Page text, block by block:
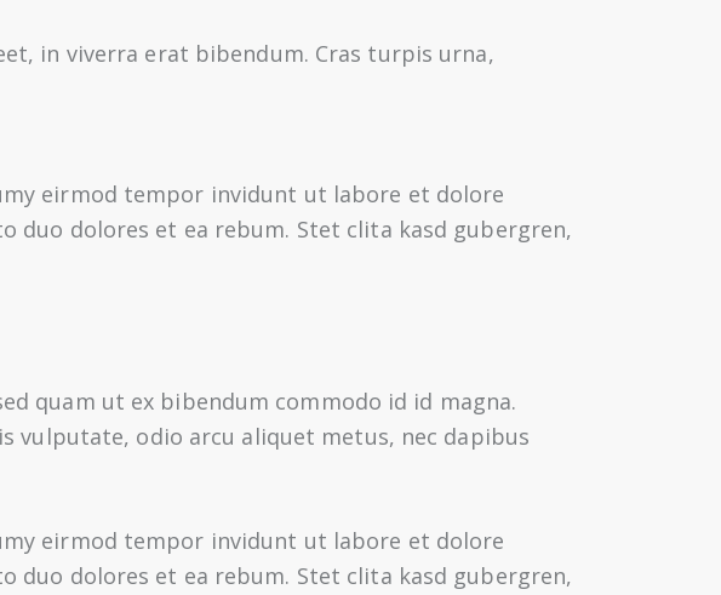
in viverra erat bibendum. Cras turpis urna,
eirmod tempor invidunt ut labore et dolore
duo dolores et ea rebum. Stet clita kasd gubergren,
quam ut ex bibendum commodo id id magna.
vulputate, odio arcu aliquet metus, nec dapibus
eirmod tempor invidunt ut labore et dolore
duo dolores et ea rebum. Stet clita kasd gubergren,